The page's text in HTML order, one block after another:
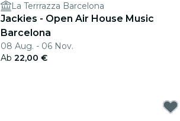
La Terrrazza Barcelona
Jackies - Open Air House Music
Barcelona
08 Aug. - 06 Nov.
Ab 22,00 €